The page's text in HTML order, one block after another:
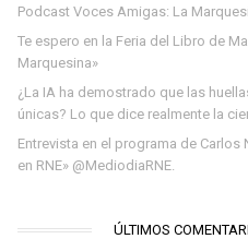
Podcast Voces Amigas: La
Te espero en la Feria del Libro de
Marquesina»
¿La IA ha demostrado que las
únicas? Lo que dice realmente la
Entrevista en el programa de Carlos
en RNE» @MediodiaRNE.
ÚLTIMOS